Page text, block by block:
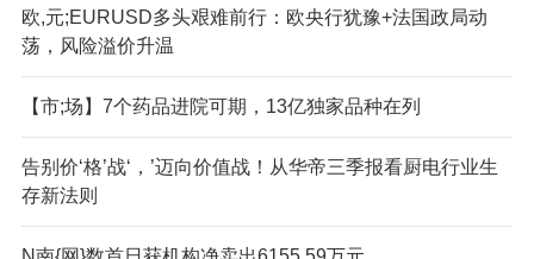
欧,元;EURUSD多头艰难前行：欧央行犹豫+法国政局动
荡，风险溢价升温
【市;场】7个药品进院可期，13亿独家品种在列
告别价‘格’战‘，’迈向价值战！从华帝三季报看厨电行业生
存新法则